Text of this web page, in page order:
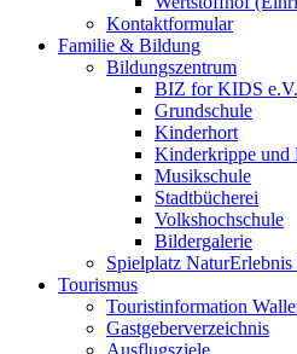
Kontaktformular
Familie & Bildung
Bildungszentrum
BIZ for KIDS e.V.
Grundschule
Kinderhort
Kinderkrippe und
Musikschule
Stadtbücherei
Volkshochschule
Bildergalerie
Spielplatz
Tourismus
Touristinformation
Gastgeberverzeichnis
Ausflugsziele